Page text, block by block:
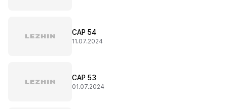
CAP 54
11.07.2024
CAP 53
01.07.2024